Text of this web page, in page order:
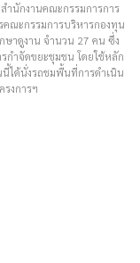
ำนักงานคณะกรรมการการ
ณะกรรมการบริหารกองทุน
ษาดูงาน จำนวน 27 คน ซึ่ง
กำจัดขยะชุมชน โดยใช้หลัก
ได้นั่งรถชมพื้นที่การดำเนิน
รงการฯ